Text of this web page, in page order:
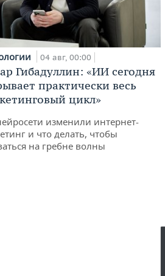
04 авг, 00:00
Гибадуллин: «ИИ сегодня
практически весь
цикл»
изменили интернет-
и что делать, чтобы
на гребне волны